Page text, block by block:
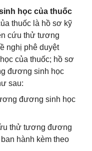
học của thuốc
thuốc là hồ sơ kỹ
cứu thử tương
nghị phê duyệt
của thuốc; hồ sơ
đương sinh học
sau:
đương sinh học
thử tương đương
hành kèm theo